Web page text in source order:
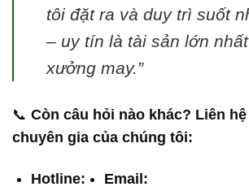
tôi đặt ra và duy trì suốt
– uy tín là tài sản lớn
xưởng may.”
📞 Còn câu hỏi nào khác? Liên
chuyên gia của chúng tôi:
Hotline:
Email: